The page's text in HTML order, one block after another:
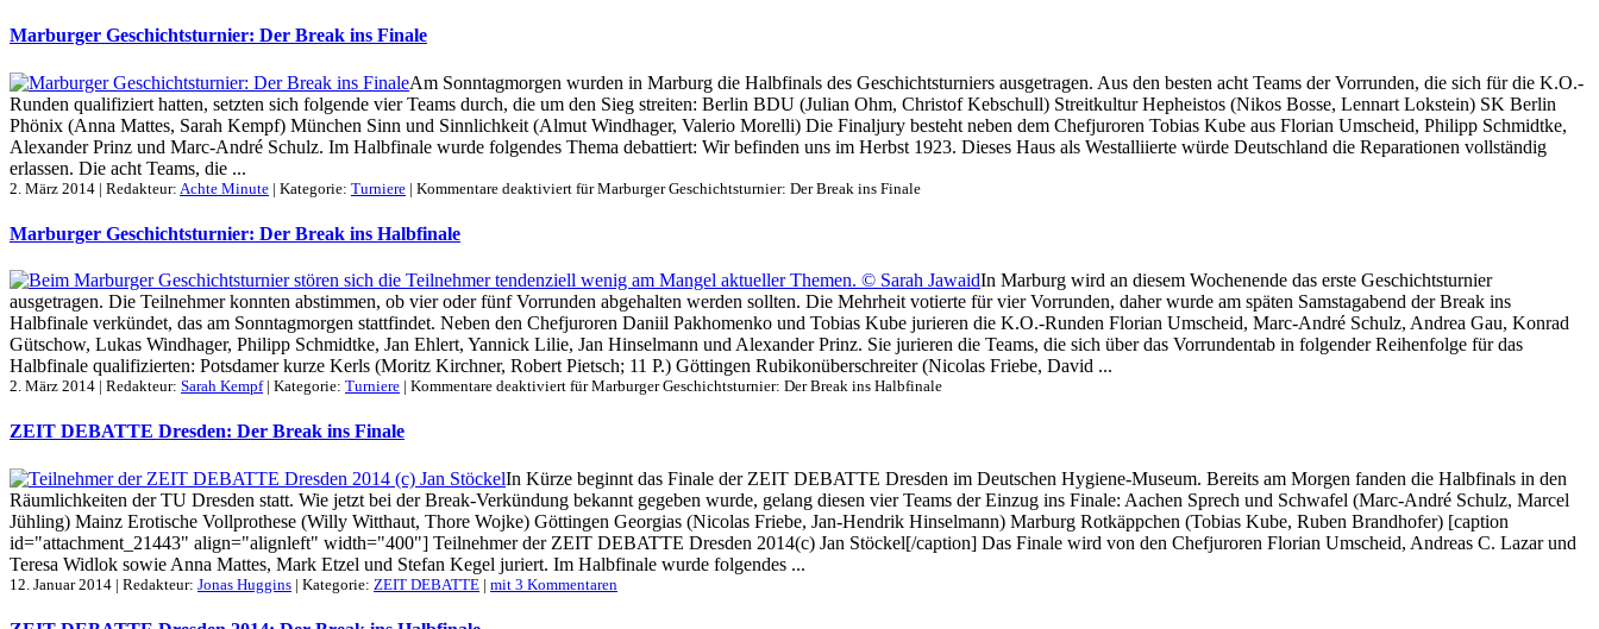
Marburger Geschichtsturnier: Der Break ins Finale
Am Sonntagmorgen wurden in Marburg die Halbfinals des Geschichtsturniers ausgetragen. Aus den besten acht Teams der Vorrunden, die sich für die K.O.-
Runden qualifiziert hatten, setzten sich folgende vier Teams durch, die um den Sieg streiten: Berlin BDU (Julian Ohm, Christof Kebschull) Streitkultur Hepheistos (Nikos Bosse, Lennart Lokstein) SK Berlin
Phönix (Anna Mattes, Sarah Kempf) München Sinn und Sinnlichkeit (Almut Windhager, Valerio Morelli) Die Finaljury besteht neben dem Chefjuroren Tobias Kube aus Florian Umscheid, Philipp Schmidtke,
Alexander Prinz und Marc-André Schulz. Im Halbfinale wurde folgendes Thema debattiert: Wir befinden uns im Herbst 1923. Dieses Haus als Westalliierte würde Deutschland die Reparationen vollständig
erlassen. Die acht Teams, die ...
2. März 2014 | Redakteur: Achte Minute | Kategorie: Turniere | Kommentare deaktiviert für Marburger Geschichtsturnier: Der Break ins Finale
Marburger Geschichtsturnier: Der Break ins Halbfinale
In Marburg wird an diesem Wochenende das erste Geschichtsturnier
ausgetragen. Die Teilnehmer konnten abstimmen, ob vier oder fünf Vorrunden abgehalten werden sollten. Die Mehrheit votierte für vier Vorrunden, daher wurde am späten Samstagabend der Break ins
Halbfinale verkündet, das am Sonntagmorgen stattfindet. Neben den Chefjuroren Daniil Pakhomenko und Tobias Kube jurieren die K.O.-Runden Florian Umscheid, Marc-André Schulz, Andrea Gau, Konrad
Gütschow, Lukas Windhager, Philipp Schmidtke, Jan Ehlert, Yannick Lilie, Jan Hinselmann und Alexander Prinz. Sie jurieren die Teams, die sich über das Vorrundentab in folgender Reihenfolge für das
Halbfinale qualifizierten: Potsdamer kurze Kerls (Moritz Kirchner, Robert Pietsch; 11 P.) Göttingen Rubikonüberschreiter (Nicolas Friebe, David ...
2. März 2014 | Redakteur: Sarah Kempf| Kategorie: Turniere | Kommentare deaktiviert für Marburger Geschichtsturnier: Der Break ins Halbfinale
ZEIT DEBATTE Dresden: Der Break ins Finale
In Kürze beginnt das Finale der ZEIT DEBATTE Dresden im Deutschen Hygiene-Museum. Bereits am Morgen fanden die Halbfinals in den
Räumlichkeiten der TU Dresden statt. Wie jetzt bei der Break-Verkündung bekannt gegeben wurde, gelang diesen vier Teams der Einzug ins Finale: Aachen Sprech und Schwafel (Marc-André Schulz, Marcel
Jühling) Mainz Erotische Vollprothese (Willy Witthaut, Thore Wojke) Göttingen Georgias (Nicolas Friebe, Jan-Hendrik Hinselmann) Marburg Rotkäppchen (Tobias Kube, Ruben Brandhofer) [caption
id="attachment_21443" align="alignleft" width="400"] Teilnehmer der ZEIT DEBATTE Dresden 2014(c) Jan Stöckel[/caption] Das Finale wird von den Chefjuroren Florian Umscheid, Andreas C. Lazar und
Teresa Widlok sowie Anna Mattes, Mark Etzel und Stefan Kegel juriert. Im Halbfinale wurde folgendes ...
12. Januar 2014 | Redakteur: Jonas Huggins | Kategorie: ZEIT DEBATTE | mit 3 Kommentaren